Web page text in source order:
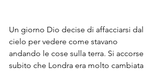
Un giorno Dio decise di affacciarsi dal
cielo per vedere come stavano
andando le cose sulla terra. Si accorse
subito che Londra era molto cambiata